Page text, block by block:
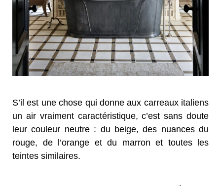
S’il est une chose qui donne aux carreaux italiens
un air vraiment caractéristique, c’est sans doute
leur couleur neutre : du beige, des nuances du
rouge, de l’orange et du marron et toutes les
teintes similaires.